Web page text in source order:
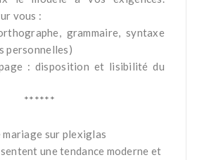
vous :
grammaire, syntaxe
personnelles)
: disposition et lisibilité du
******
sur plexiglas
une tendance moderne et